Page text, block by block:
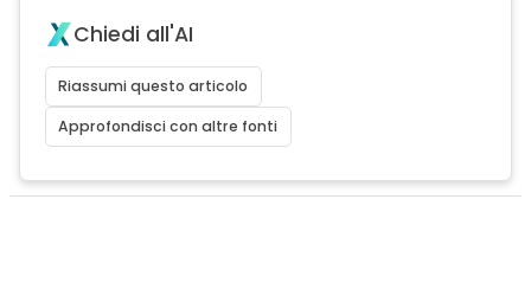
Chiedi all'AI
Riassumi questo articolo
Approfondisci con altre fonti